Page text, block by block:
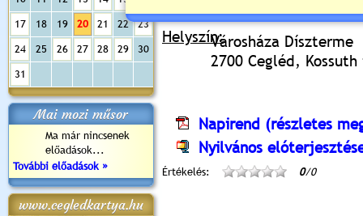
17 18 19 20 21 22 23
24 25 26 27 28 29 30
31
Mai mozi műsor
Ma már nincsenek
előadások...
További előadások »
www.cegledkartya.hu
Helyszín:Városháza Díszterme
2700 Cegléd,
Napirend (részletes
Nyilvános
Értékelés: 0/0